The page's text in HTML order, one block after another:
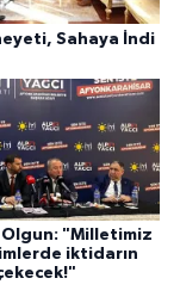
Sahaya İndi
Olgun: "Milletimiz
iktidarın